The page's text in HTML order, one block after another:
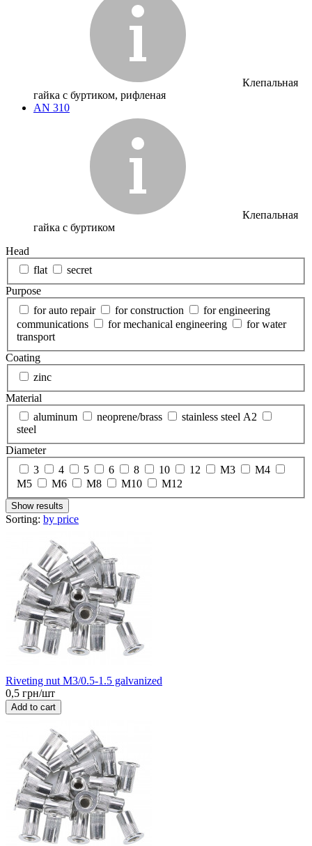
Клепальная
гайка с буртиком, рифленая
AN 310
Клепальная
гайка с буртиком
Head
flat
secret
Purpose
for auto repair
for construction
for engineering
communications
for mechanical engineering
for water
transport
Coating
zinc
Material
aluminum
neoprene/brass
stainless steel A2
steel
Diameter
3
4 5 6 8 10 12 М3
М4
М5
М6 М8 М10 М12
Show results
Sorting: by price
Riveting nut M3/0.5-1.5 galvanized
0,5 грн/шт
Add to cart